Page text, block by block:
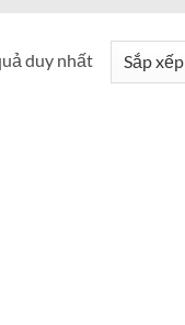
duy nhất